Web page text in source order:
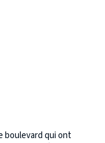
boulevard qui ont